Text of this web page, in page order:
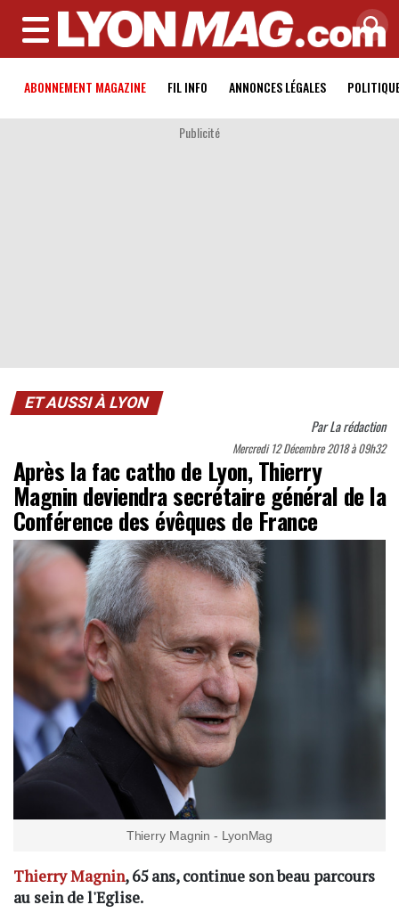
MENU
ABONNEMENT MAGAZINE FIL INFO ANNONCES LÉGALES
Publicité
ET AUSSI À LYON
ParLa rédaction
Mercredi 12 Décembre 2018 à 09h32
Après la fac catho de Lyon, Thierry
Magnin deviendra secrétaire général de la
Conférence des évêques de France
Thierry Magnin - LyonMag
Thierry Magnin, 65 ans, continue son beau parcours
au sein de l'Eglise.